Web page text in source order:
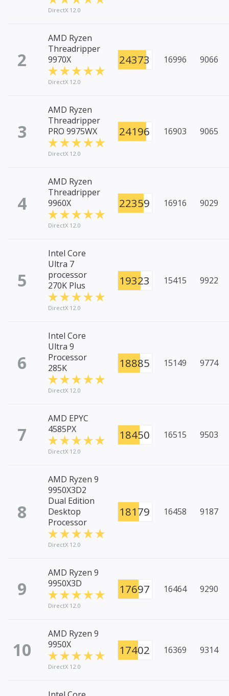
DirectX 12.0
2
AMD Ryzen
Threadripper
9970X
DirectX 12.0
24373 16996 9066
3
AMD Ryzen
Threadripper
PRO 9975WX
DirectX 12.0
24196 16903 9065
4
AMD Ryzen
Threadripper
9960X
DirectX 12.0
22359 16916 9029
5
Intel Core
Ultra 7
processor
270K Plus
DirectX 12.0
19323 15415 9922
6
Intel Core
Ultra 9
Processor
285K
DirectX 12.0
18885 15149 9774
7
AMD EPYC
4585PX
DirectX 12.0
18450 16515 9503
8
AMD Ryzen 9
9950X3D2
Dual Edition
Desktop
Processor
DirectX 12.0
18179 16458 9187
9
AMD Ryzen 9
9950X3D
DirectX 12.0
17697 16464 9290
10
AMD Ryzen 9
9950X
DirectX 12.0
17402 16369 9314